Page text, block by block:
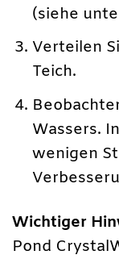
(siehe
Verteilen
Teich.
Wassers.
wenigen
Wichtiger
Pond